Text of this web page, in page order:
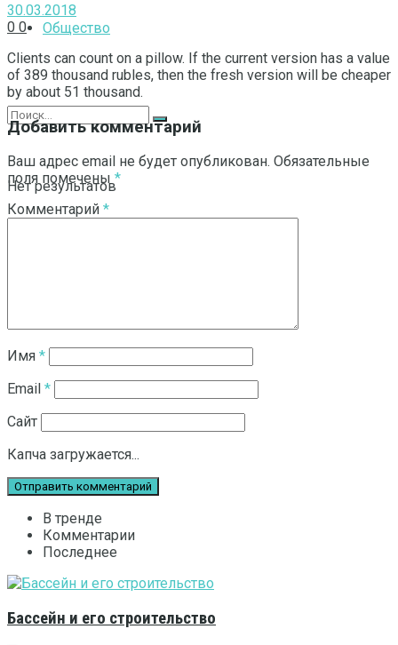
Общество
Нет результатов
30.03.2018
0 0
Clients can count on a pillow. If the current version has a value
of 389 thousand rubles, then the fresh version will be cheaper
by about 51 thousand.
Добавить комментарий
Ваш адрес email не будет опубликован. Обязательные
поля помечены *
Комментарий *
Имя *
Email *
Сайт
Капча загружается...
В тренде
Комментарии
Последнее
Бассейн и его строительство